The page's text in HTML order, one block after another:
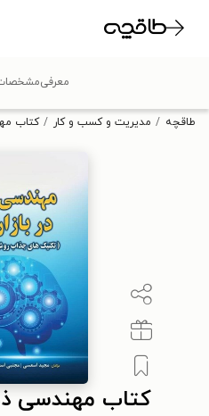
تخفیف از
طاقچه مدیریت و کسب و کار کتاب
کتاب مهندسی
معرفی